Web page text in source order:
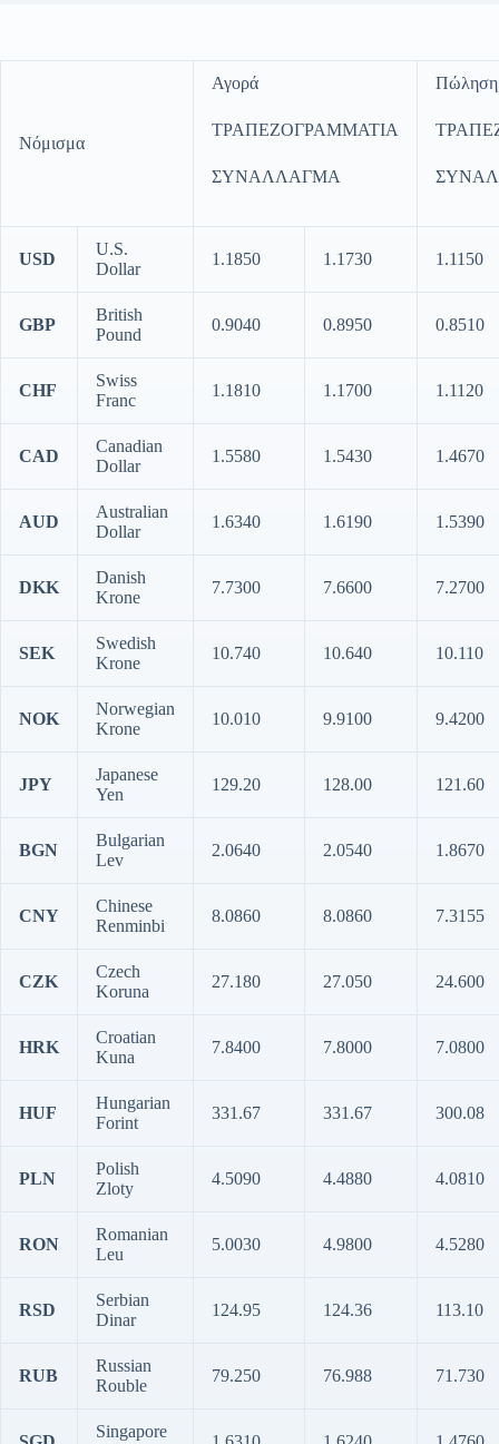
Νόμισμα
Αγορά
ΤΡΑΠΕΖΟΓΡΑΜΜΑΤΙΑ
ΣΥΝΑΛΛΑΓΜΑ
Πώληση
USD
U.S.
Dollar
1.1850 1.1730 1.1150
GBP
British
Pound
0.9040 0.8950 0.8510
CHF
Swiss
Franc
1.1810 1.1700 1.1120
CAD
Canadian
Dollar
1.5580 1.5430 1.4670
AUD
Australian
Dollar
1.6340 1.6190 1.5390
DKK
Danish
Krone
7.7300 7.6600 7.2700
SEK
Swedish
Krone
10.740 10.640 10.110
NOK
Norwegian
Krone
10.010 9.9100 9.4200
JPY
Japanese
Yen
129.20 128.00 121.60
BGN
Bulgarian
Lev
2.0640 2.0540 1.8670
CNY
Chinese
Renminbi
8.0860 8.0860 7.3155
CZK
Czech
Koruna
27.180 27.050 24.600
HRK
Croatian
Kuna
7.8400 7.8000 7.0800
HUF
Hungarian
Forint
331.67 331.67 300.08
PLN
Polish
Zloty
4.5090 4.4880 4.0810
RON
Romanian
Leu
5.0030 4.9800 4.5280
RSD
Serbian
Dinar
124.95 124.36 113.10
RUB
Russian
Rouble
79.250 76.988 71.730
Singapore